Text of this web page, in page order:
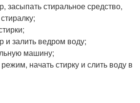
засыпать стиральное средство,
и залить ведром воду;
машину;
начать стирку и слить воду в